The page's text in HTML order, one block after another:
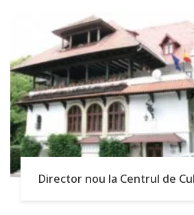
Director nou la Centrul de